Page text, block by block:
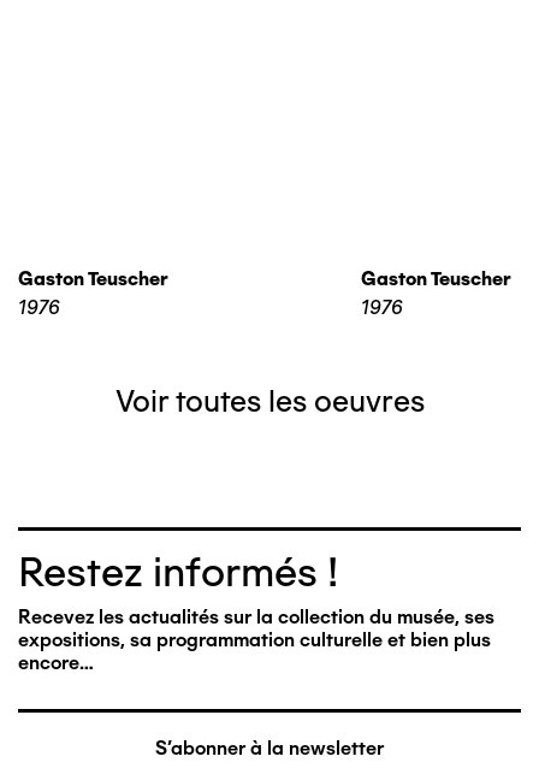
Gaston Teuscher
1976
Gaston Teuscher
1976
Voir toutes les oeuvres
Restez informés !
Recevez les actualités sur la collection du musée, ses
expositions, sa programmation culturelle et bien plus
encore…
S'abonner à la newsletter